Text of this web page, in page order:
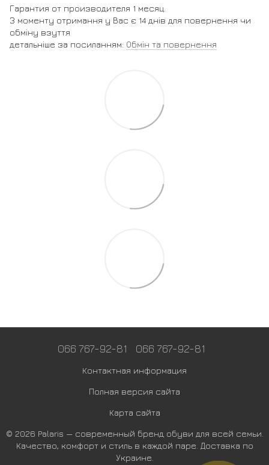
Гарантия от производителя 1 месяц.
З моменту отримання у Вас є 14 днів для повернення чи
обміну взуття
детальніше за посиланням: Обмін та повернення
066 767-92-81 066 767-92-81
Контактная информация
Полная версия сайта
Карта сайта
© 2026 Palaris — современный бренд обуви для всей семьи.
Качество, комфорт и стиль в каждой паре. Доставка по
Украине.